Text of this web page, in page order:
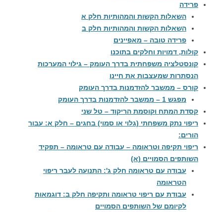
פרידה
השאלות הקשות והמהותיות חלק א
השאלות הקשות והמהותיות חלק ב
פרידה טובה – מאפיינים
קולות, דמויות וחלקים בתוכנו
קונסטלציה משפחתית בדרך העומק – גילוי המערכות
הנסתרות שמעצבות את חיינו
קורס – ממשבר להזדמנות בדרך העומק
מפגש 1 – ממשבר להזדמנות בדרך העומק
קסדת המתח וקוסמת הריקוד – טל שני
ריפוי נתק משפחתי (גלוי או סמוי) בחגים – חלק א: עבור
הורים:
ריפוי תקיפה וטראומה – עבודה עם טראומה – תפקיד
השותפים הסמויים (א)
עבודה עם טראומה חלק ג': התנועה לעבר ריפוי
הטראומה
עבודת עם ריפוי טראומה ותקיפה חלק ב: דוגמאות
לקיומם של השותפים הסמויים